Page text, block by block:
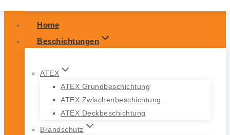
Home
Beschichtungen
ATEX
ATEX Grundbeschichtung
ATEX Zwischenbeschichtung
ATEX Deckbeschichtung
Brandschutz